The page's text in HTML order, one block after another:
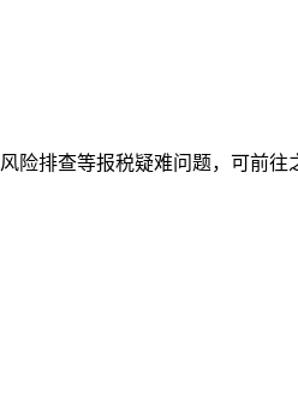
险排查等报税疑难问题，可前往